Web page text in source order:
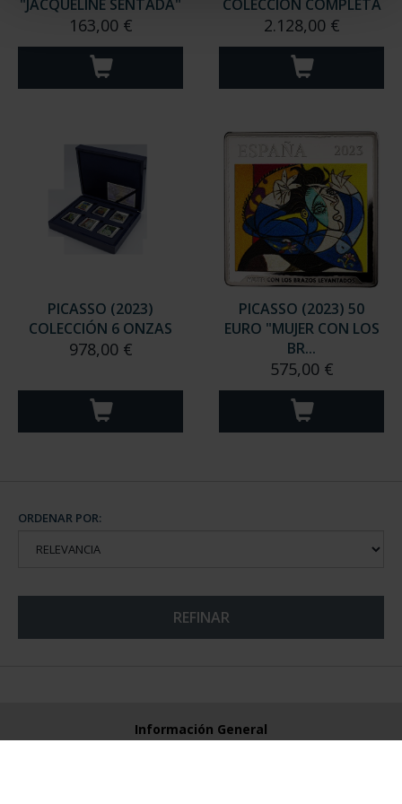
"JACQUELINE SENTADA"
163,00 €
COLECCIÓN COMPLETA
2.128,00 €
PICASSO (2023)
COLECCIÓN 6 ONZAS
978,00 €
PICASSO (2023) 50
EURO "MUJER CON LOS
BR...
575,00 €
ORDENAR POR:
REFINAR
Información General